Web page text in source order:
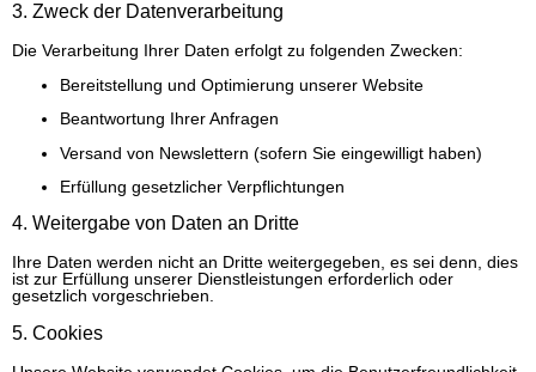
3. Zweck der Datenverarbeitung
Die Verarbeitung Ihrer Daten erfolgt zu folgenden Zwecken:
Bereitstellung und Optimierung unserer Website
Beantwortung Ihrer Anfragen
Versand von Newslettern (sofern Sie eingewilligt haben)
Erfüllung gesetzlicher Verpflichtungen
4. Weitergabe von Daten an Dritte
Ihre Daten werden nicht an Dritte weitergegeben, es sei denn, dies
ist zur Erfüllung unserer Dienstleistungen erforderlich oder
gesetzlich vorgeschrieben.
5. Cookies